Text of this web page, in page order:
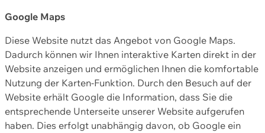
Google Maps
Diese Website nutzt das Angebot von Google Maps.
Dadurch können wir Ihnen interaktive Karten direkt in der
Website anzeigen und ermöglichen Ihnen die komfortable
Nutzung der Karten-Funktion. Durch den Besuch auf der
Website erhält Google die Information, dass Sie die
entsprechende Unterseite unserer Website aufgerufen
haben. Dies erfolgt unabhängig davon, ob Google ein